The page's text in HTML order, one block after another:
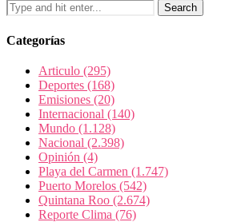
Categorías
Articulo (295)
Deportes (168)
Emisiones (20)
Internacional (140)
Mundo (1.128)
Nacional (2.398)
Opinión (4)
Playa del Carmen (1.747)
Puerto Morelos (542)
Quintana Roo (2.674)
Reporte Clima (76)